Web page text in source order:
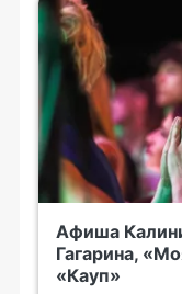
Афиша
Гагарина,
«Кауп»